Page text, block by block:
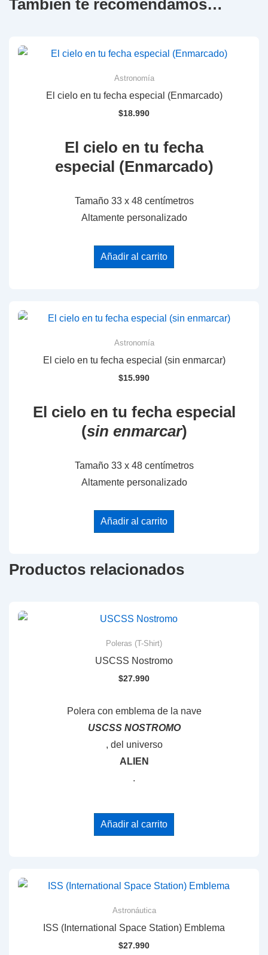
También te recomendamos…
Astronomía
El cielo en tu fecha especial (Enmarcado)
$18.990
El cielo en tu fecha
especial (Enmarcado)
Tamaño 33 x 48 centímetros
Altamente personalizado
Añadir al carrito
Astronomía
El cielo en tu fecha especial (sin enmarcar)
$15.990
El cielo en tu fecha especial
(sin enmarcar)
Tamaño 33 x 48 centímetros
Altamente personalizado
Añadir al carrito
Productos relacionados
Poleras (T-Shirt)
USCSS Nostromo
$27.990
Polera con emblema de la nave
USCSS NOSTROMO
, del universo
ALIEN
.
Añadir al carrito
Astronáutica
ISS (International Space Station) Emblema
$27.990